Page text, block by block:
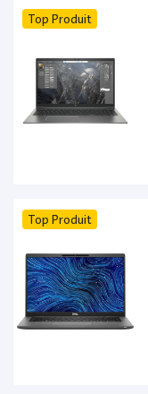
Top Produit
Top Produit